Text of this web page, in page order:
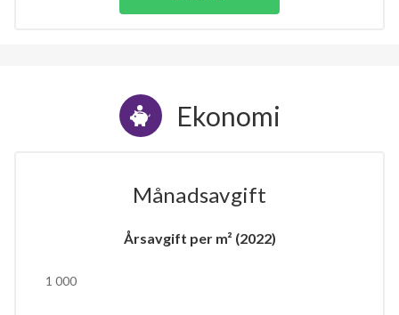
Ekonomi
Månadsavgift
Årsavgift per m² (2022)
1 000